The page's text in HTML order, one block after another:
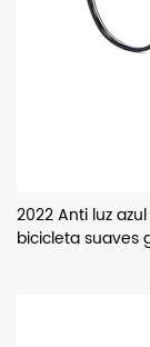
2022 Anti luz
bicicleta suaves